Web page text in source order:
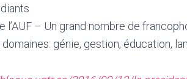
l’AUF – Un grand nombre de
génie, gestion, éducation,